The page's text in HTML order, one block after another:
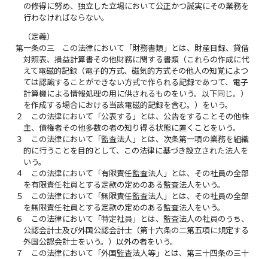
の修得に努め、独立した立場において公正かつ誠実にその業務を
行わなければならない。
（定義）
第一条の三
この法律において「財務書類」とは、財産目録、貸借
対照表、損益計算書その他財務に関する書類（これらの作成に代
えて電磁的記録（電子的方式、磁気的方式その他人の知覚によつ
ては認識することができない方式で作られる記録であつて、電子
計算機による情報処理の用に供されるものをいう。以下同じ。）
を作成する場合における当該電磁的記録を含む。）をいう。
２
この法律において「公表する」とは、公告をすることその他株
主、債権者その他多数の者の知り得る状態に置くことをいう。
３
この法律において「監査法人」とは、次条第一項の業務を組織
的に行うことを目的として、この法律に基づき設立された法人を
いう。
４
この法律において「有限責任監査法人」とは、その社員の全部
を有限責任社員とする定款の定めのある監査法人をいう。
５
この法律において「無限責任監査法人」とは、その社員の全部
を無限責任社員とする定款の定めのある監査法人をいう。
６
この法律において「特定社員」とは、監査法人の社員のうち、
公認会計士及び外国公認会計士（第十六条の二第五項に規定する
外国公認会計士をいう。）以外の者をいう。
７
この法律において「外国監査法人等」とは、第三十四条の三十